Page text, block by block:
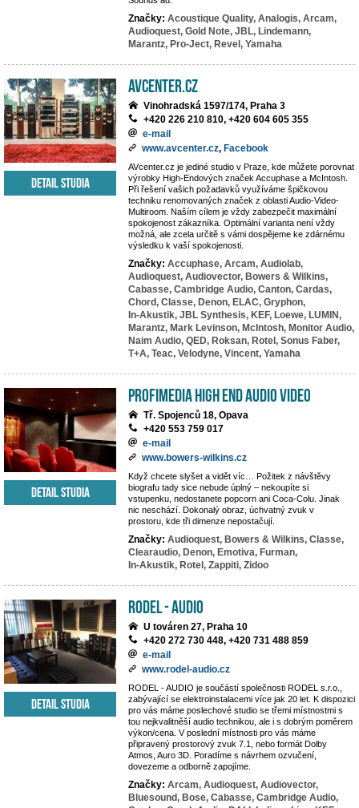
Značky: Acoustique Quality, Analogis, Arcam,
Audioquest, Gold Note, JBL, Lindemann,
Marantz, Pro-Ject, Revel, Yamaha
AVcenter.cz
Vinohradská 1597/174, Praha 3
+420 226 210 810, +420 604 605 355
e-mail
www.avcenter.cz, Facebook
AVcenter.cz je jediné studio v Praze, kde můžete porovnat
výrobky High-Endových značek Accuphase a McIntosh.
Při řešení vašich požadavků využíváme špičkovou
techniku renomovaných značek z oblasti Audio-Video-
Multiroom. Naším cílem je vždy zabezpečit maximální
spokojenost zákazníka. Optimální varianta není vždy
možná, ale zcela určitě s vámi dospějeme ke zdárnému
výsledku k vaší spokojenosti.
Značky: Accuphase, Arcam, Audiolab,
Audioquest, Audiovector, Bowers & Wilkins,
Cabasse, Cambridge Audio, Canton, Cardas,
Chord, Classe, Denon, ELAC, Gryphon,
In-Akustik, JBL Synthesis, KEF, Loewe, LUMIN,
Marantz, Mark Levinson, McIntosh, Monitor Audio,
Naim Audio, QED, Roksan, Rotel, Sonus Faber,
T+A, Teac, Velodyne, Vincent, Yamaha
Detail studia
PROFIMEDIA High End Audio Video
Tř. Spojenců 18, Opava
+420 553 759 017
e-mail
www.bowers-wilkins.cz
Když chcete slyšet a vidět víc… Požitek z návštěvy
biografu tady sice nebude úplný – nekoupíte si
vstupenku, nedostanete popcorn ani Coca-Colu. Jinak
nic neschází. Dokonalý obraz, úchvatný zvuk v
prostoru, kde tři dimenze nepostačují.
Značky: Audioquest, Bowers & Wilkins, Classe,
Clearaudio, Denon, Emotiva, Furman,
In-Akustik, Rotel, Zappiti, Zidoo
Detail studia
RODEL - AUDIO
U továren 27, Praha 10
+420 272 730 448, +420 731 488 859
e-mail
www.rodel-audio.cz
RODEL - AUDIO je součástí společnosti RODEL s.r.o.,
zabývající se elektroinstalacemi více jak 20 let. K dispozici
pro vás máme poslechové studio se třemi místnostmi s
tou nejkvalitněší audio technikou, ale i s dobrým poměrem
výkon/cena. V poslední místnosti pro vás máme
připravený prostorový zvuk 7.1, nebo formát Dolby
Atmos, Auro 3D. Poradíme s návrhem ozvučení,
dovezeme a odborně zapojíme.
Značky: Arcam, Audioquest, Audiovector,
Bluesound, Bose, Cabasse, Cambridge Audio,
Detail studia